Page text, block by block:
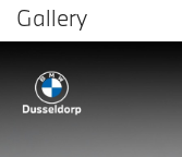
Gallery